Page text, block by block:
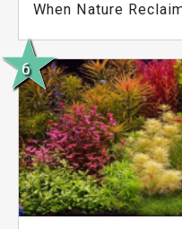
When Nature